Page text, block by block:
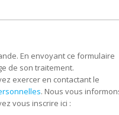
En envoyant ce formulaire
de son traitement.
exercer en contactant le
. Nous vous
vous inscrire ici :